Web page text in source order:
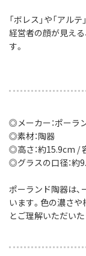
「ボレス」や「アル
経営者の顔が見える
す。
◎メーカー：ポーラ
◎素材：陶器
◎高さ：約15.9cm /
◎グラスの口径：約
ポーランド陶器は
います。色の濃さ
とご理解いただいた